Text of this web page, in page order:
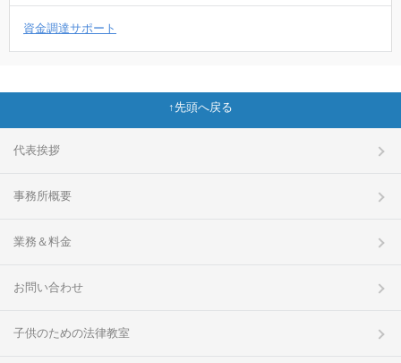
資金調達サポート
先頭へ戻る
代表挨拶
事務所概要
業務＆料金
お問い合わせ
子供のための法律教室